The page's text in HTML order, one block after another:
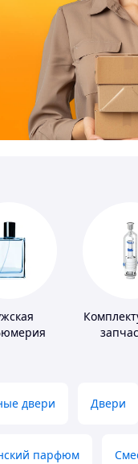
двери Двери
парфюм